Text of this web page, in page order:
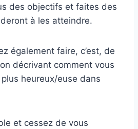
des objectifs et faites des
à les atteindre.
également faire, c’est, de
décrivant comment vous
heureux/euse dans
et cessez de vous